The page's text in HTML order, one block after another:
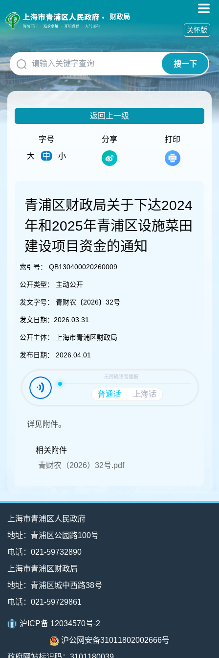
障
碍
作
说
明
跳
到
网
财政局
搜一下
关怀版
返回上一级
字号
大
中 小
分享 打印
青浦区财政局关于下达2024
年和2025年青浦区设施菜田
建设项目资金的通知
索引号： QB130400020260009
公开类型： 主动公开
发文字号： 青财农〔2026〕32号
发文日期： 2026.03.31
公开主体： 上海市青浦区财政局
发布日期： 2026.04.01
详见附件。
相关附件
青财农（2026）32号.pdf
上海市青浦区人民政府
地址：青浦区公园路100号
电话：021-59732890
上海市青浦区财政局
地址：青浦区城中西路38号
电话：021-59729861
沪ICP备 12034570号-2
沪公网安备31011802002666号